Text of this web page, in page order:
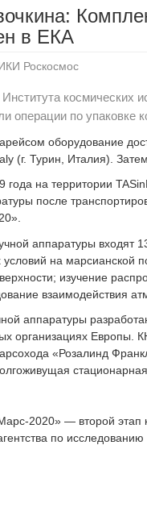
в ЕКА
Роскосмос
космических
операции по
оборудование
(г. Турин, Италия).
года на территории
после
аппаратуры входят
условий на марсианской
изучение
взаимодействия
аппаратуры
организациях Европы.
«Розалинд
2020» — второй этап
по